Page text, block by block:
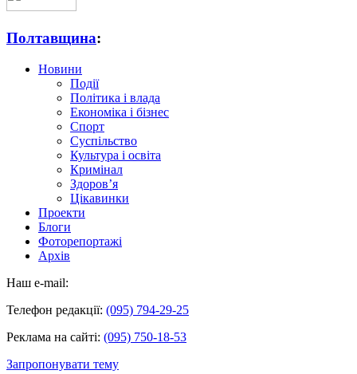
Полтавщина:
Новини
Події
Політика і влада
Економіка і бізнес
Спорт
Суспільство
Культура і освіта
Кримінал
Здоров’я
Цікавинки
Проекти
Блоги
Фоторепортажі
Архів
Наш e-mail:
Телефон редакції: (095) 794-29-25
Реклама на сайті: (095) 750-18-53
Запропонувати тему